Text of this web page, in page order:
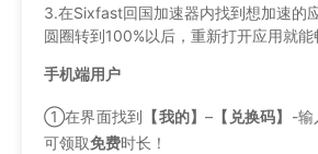
3.在Sixfast回国加速器内找到想加速的
圆圈转到100%以后，重新打开应用就能
手机端用户
①在界面找到 【我的】– 【兑换码】 -输
可领取免费时长！